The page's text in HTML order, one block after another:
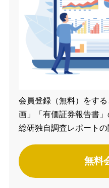
会員登録（無料）をす
画」「有価証券報告書
総研独自調査レポートの
無料